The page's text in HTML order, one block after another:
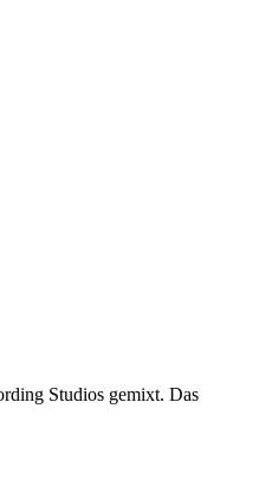
Studios gemixt. Das